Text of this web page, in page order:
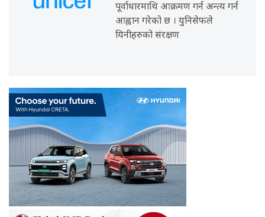
पूर्वाधारमाथि आक्रमण गर्न अन्त्य गर्न
आह्वान गरेको छ । युनिसेफले
यिनीहरुको संरक्षण